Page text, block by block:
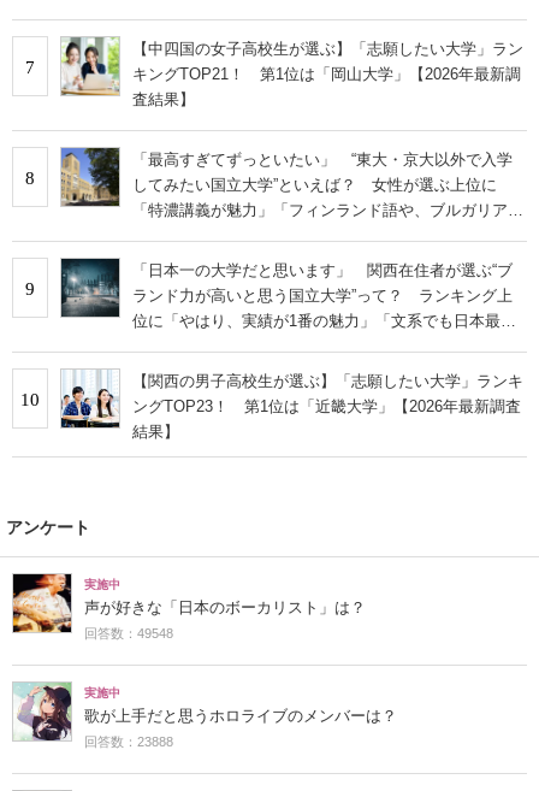
7
【中四国の女子高校生が選ぶ】「志願したい大学」ラン
キングTOP21！ 第1位は「岡山大学」【2026年最新調
査結果】
8
「最高すぎてずっといたい」 “東大・京大以外で入学
してみたい国立大学”といえば？ 女性が選ぶ上位に
「特濃講義が魅力」「フィンランド語や、ブルガリア語
9
「日本一の大学だと思います」 関西在住者が選ぶ“ブ
ランド力が高いと思う国立大学”って？ ランキング上
位に「やはり、実績が1番の魅力」「文系でも日本最高
10
【関西の男子高校生が選ぶ】「志願したい大学」ランキ
ングTOP23！ 第1位は「近畿大学」【2026年最新調査
結果】
アンケート
実施中
声が好きな「日本のボーカリスト」は？
回答数：49548
実施中
歌が上手だと思うホロライブのメンバーは？
回答数：23888